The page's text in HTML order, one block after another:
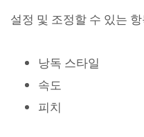
설정 및 조정할 수 있는
낭독 스타일
속도
피치